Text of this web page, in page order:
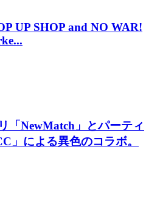
UP SHOP and NO WAR!
「NewMatch」とパーティ
」による異色のコラボ。